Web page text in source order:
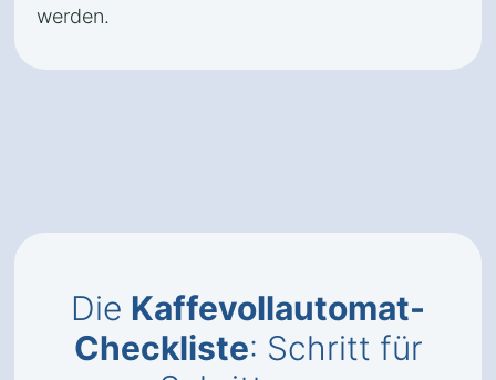
werden.
Die Kaffevollautomat-
Checkliste: Schritt für